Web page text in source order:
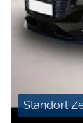
Standort